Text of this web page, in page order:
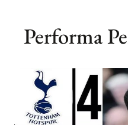
Performa